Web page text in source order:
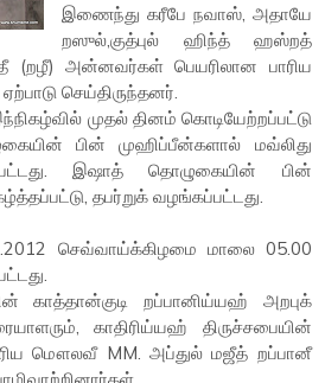
இணைந்து கரீபே நவாஸ், அதாயே
றஸுல்,குத்புல் ஹிந்த் ஹஸ்றத்
(றழீ) அன்னவர்கள் பெயரிலான பாரிய
செய்திருந்தனர்.
முதல் தினம் கொடியேற்றப்பட்டு
பின் முஹிப்பீன்களால் மவ்லிது
இஷாத் தொழுகையின் பின்
தபர்றுக் வழங்கப்பட்டது.
செவ்வாய்க்கிழமை மாலை 05.00
காத்தான்குடி றப்பானிய்யஹ் அறபுக்
காதிரிய்யஹ் திருச்சபையின்
மௌலவீ MM. அப்துல் மஜீத் றப்பானீ